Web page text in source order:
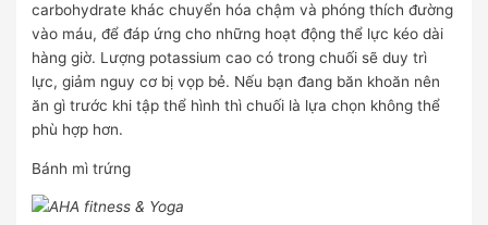
carbohydrate khác chuyển hóa chậm và phóng thích đường
vào máu, để đáp ứng cho những hoạt động thể lực kéo dài
hàng giờ. Lượng potassium cao có trong chuối sẽ duy trì
lực, giảm nguy cơ bị vọp bẻ. Nếu bạn đang băn khoăn nên
ăn gì trước khi tập thể hình thì chuối là lựa chọn không thể
phù hợp hơn.
Bánh mì trứng